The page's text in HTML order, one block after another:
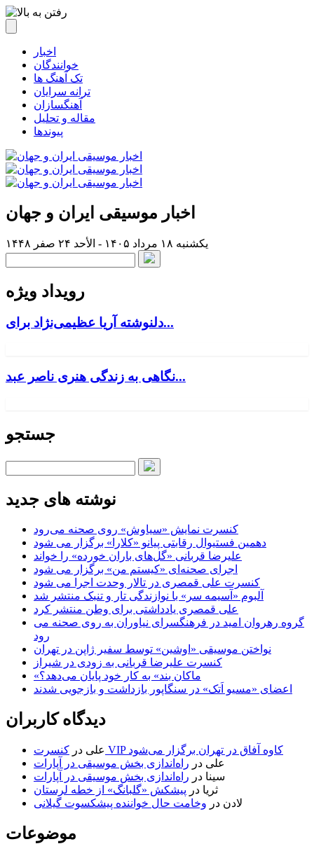
اخبار
خوانندگان
تک آهنگ ها
ترانه سرایان
آهنگسازان
مقاله و تحلیل
پیوندها
اخبار موسیقی ایران و جهان
یکشنبه ۱۸ مرداد ۱۴۰۵ - الأحد ۲۴ صفر ۱۴۴۸
رویداد ویژه
دلنوشته آریا عظیمی‌نژاد برای...
نگاهی به زندگی هنری ناصر عبد...
جستجو
نوشته های جدید
کنسرت‌ نمایش «سیاوش» روی صحنه می‌رود
دهمین فستیوال رقابتی پیانو «کلارا» برگزار می شود
علیرضا قربانی «گل‌های باران خورده» را خواند
اجرای صحنه‌ای «کیستم من» برگزار می شود
کنسرت علی قمصری در تالار وحدت اجرا می شود
آلبوم «آسیمه سر» با نوازندگی تار و تنبک منتشر شد
علی قمصری یادداشتی برای وطن منتشر کرد
گروه رهروان امید در فرهنگسرای نیاوران به روی صحنه می
رود
نواختن موسیقی «اوشین» توسط سفیر ژاپن در تهران
کنسرت علیرضا قربانی به زودی در شیراز
«ماکان بند» به کار خود پایان می‌دهد؟
اعضای «مسیو اَتک» در سنگاپور بازداشت و بازجویی شدند
دیدگاه کاربران
علی در
کنسرت VIP کاوه آفاق در تهران برگزار می‌شود
علی در راه‌اندازی بخش موسیقی در آپارات
سینا در راه‌اندازی بخش موسیقی در آپارات
ثریا در پیشکش «گلبانگ» از خطه لرستان
لادن در وخامت حال خواننده پیشکسوت گیلانی
موضوعات